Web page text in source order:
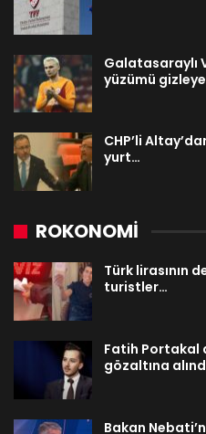
Galatasaraylı
yüzümü
CHP’li
yurt…
ROKONOMİ
Türk lirasının
turistler…
Fatih Portakal
gözaltına
Bakan